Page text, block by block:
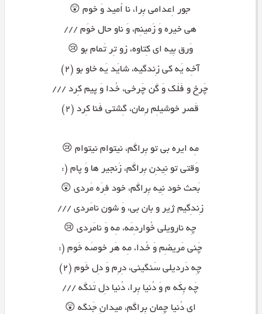
جور اِعدامی بِرا، نا اُمید وَ خوم 😲
هی خیره وَ زَمینِم، وَ ناو حال خوَم ///
وَرق بِیه ای کِتاوه، زو تِر تَمام بو 😢
آخِه یَه کی زِندگیه، شایَد یَه خاو بو (۲)
چَرخ و فَلَک وَ گَن چَرخی، خُدا وَ پیم کِرد ///
قَصر خوشیلِم رِمان، گِشتی فَنا کِرد (۲)
مِه ایره بی تو بِراگَم، نیتوام نیتوام 😢
وَقتی تو نِیدِن بِراگَم، زَنجیر ها وَ پام (:
بَحث خود نِیه بِراگَم، خود فِرَه مَردی 😲
زِندِگیم ژیر و بان بی، وَ شون نامَردی ///
چِه نارویلی خُواردِمَه، مِه وَ نامَردی 😢
چَنی مَریضِم وَ خُدا، مِه هَر خوصَه خَوم (:
چِه دَردیلی سَنگینی، دِرِم وَ دِل خَوم (۲)
چَه بِکَه م وَ دُنیا بِرا، دُنیا دِل تَنگَه ///
ای دُنیا چِمان بِراگَم، میدانِ جَنگه 😲